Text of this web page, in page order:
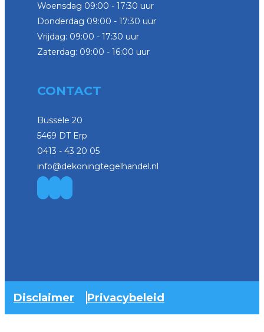
Woensdag 09:00 - 17:30 uur
Donderdag 09:00 - 17:30 uur
Vrijdag: 09:00 - 17:30 uur
Zaterdag: 09:00 - 16:00 uur
CONTACT
Bussele 20
5469 DT Erp
0413 - 43 20 05
info@dekoningtegelhandel.nl
Disclaimer Privacybeleid